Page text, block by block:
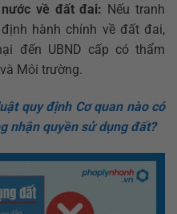
về đất đai: Nếu tranh
hành chính về đất đai,
đến UBND cấp có thẩm
Môi trường.
quy định Cơ quan nào có
nhận quyền sử dụng đất?